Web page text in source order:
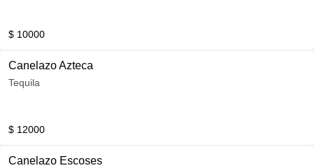
$ 10000
Canelazo Azteca
Tequila
$ 12000
Canelazo Escoses